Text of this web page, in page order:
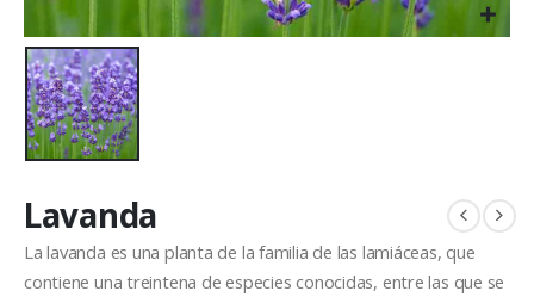
Lavanda
La lavanda es una planta de la familia de las lamiáceas, que
contiene una treintena de especies conocidas, entre las que se